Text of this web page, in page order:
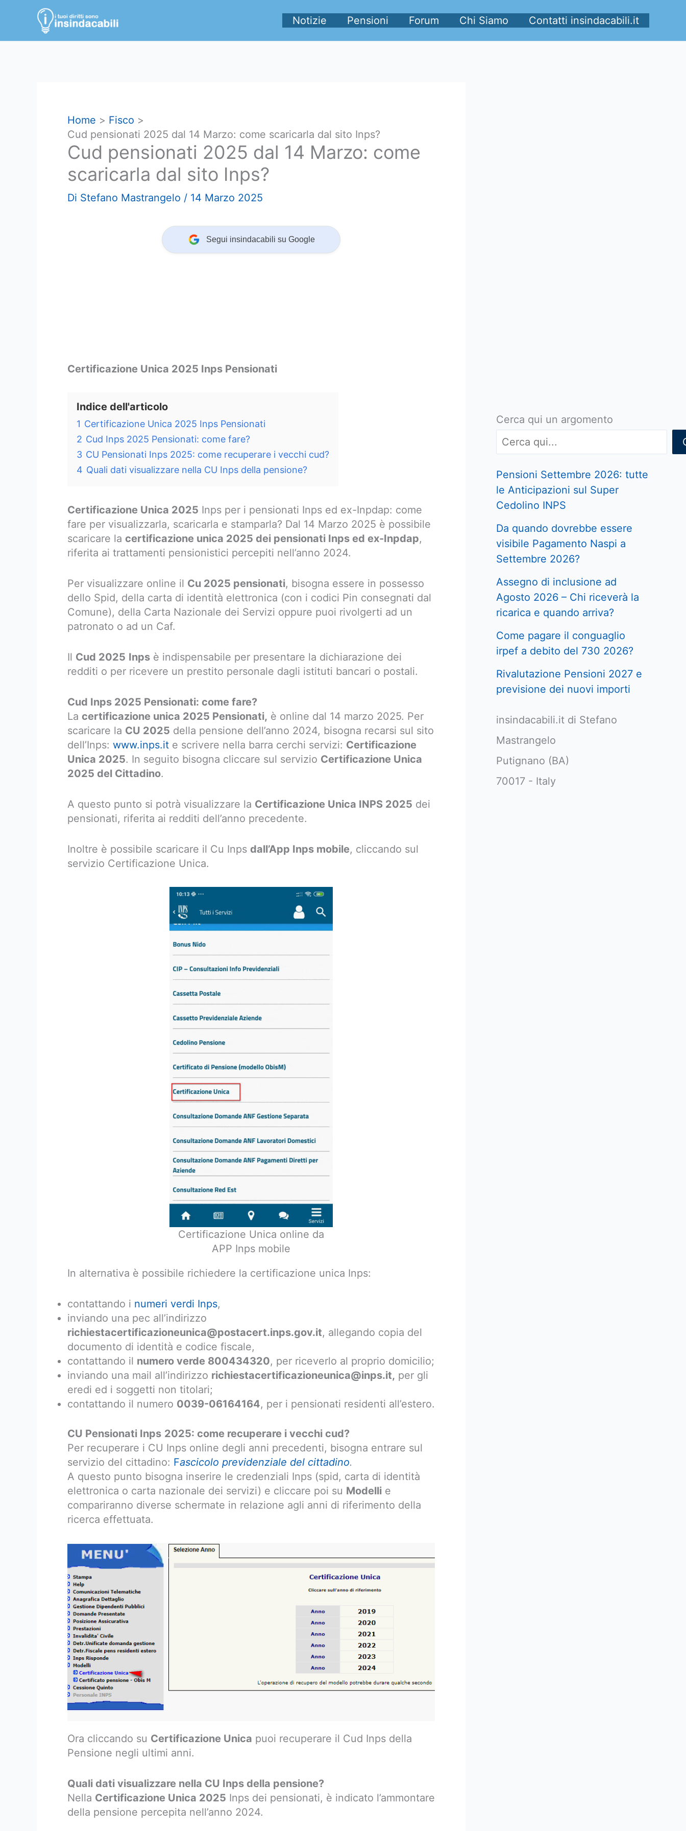
contenuto
Notizie Pensioni Forum Chi Siamo Contatti insindacabili.it
Home
Fisco
Cud pensionati 2025 dal 14 Marzo: come scaricarla dal sito Inps?
Cud pensionati 2025 dal 14 Marzo: come
scaricarla dal sito Inps?
Di Stefano Mastrangelo / 14 Marzo 2025
Segui insindacabili su Google
Certificazione Unica 2025 Inps Pensionati
Indice dell'articolo
1 Certificazione Unica 2025 Inps Pensionati
2 Cud Inps 2025 Pensionati: come fare?
3 CU Pensionati Inps 2025: come recuperare i vecchi cud?
4 Quali dati visualizzare nella CU Inps della pensione?
Certificazione Unica 2025 Inps per i pensionati Inps ed ex-Inpdap: come
fare per visualizzarla, scaricarla e stamparla? Dal 14 Marzo 2025 è possibile
scaricare la certificazione unica 2025 dei pensionati Inps ed ex-Inpdap,
riferita ai trattamenti pensionistici percepiti nell’anno 2024.
Per visualizzare online il Cu 2025 pensionati, bisogna essere in possesso
dello Spid, della carta di identità elettronica (con i codici Pin consegnati dal
Comune), della Carta Nazionale dei Servizi oppure puoi rivolgerti ad un
patronato o ad un Caf.
Il Cud 2025 Inps è indispensabile per presentare la dichiarazione dei
redditi o per ricevere un prestito personale dagli istituti bancari o postali.
Cud Inps 2025 Pensionati: come fare?
La certificazione unica 2025 Pensionati, è online dal 14 marzo 2025. Per
scaricare la CU 2025 della pensione dell’anno 2024, bisogna recarsi sul sito
dell’Inps: www.inps.it e scrivere nella barra cerchi servizi: Certificazione
Unica 2025. In seguito bisogna cliccare sul servizio Certificazione Unica
2025 del Cittadino.
A questo punto si potrà visualizzare la Certificazione Unica INPS 2025 dei
pensionati, riferita ai redditi dell’anno precedente.
Inoltre è possibile scaricare il Cu Inps dall’App Inps mobile, cliccando sul
servizio Certificazione Unica.
Certificazione Unica online da
APP Inps mobile
In alternativa è possibile richiedere la certificazione unica Inps:
contattando i numeri verdi Inps,
inviando una pec all’indirizzo
richiestacertificazioneunica@postacert.inps.gov.it, allegando copia del
documento di identità e codice fiscale,
contattando il numero verde 800434320, per riceverlo al proprio domicilio;
inviando una mail all’indirizzo richiestacertificazioneunica@inps.it, per gli
eredi ed i soggetti non titolari;
contattando il numero 0039-06164164, per i pensionati residenti all’estero.
CU Pensionati Inps 2025: come recuperare i vecchi cud?
Per recuperare i CU Inps online degli anni precedenti, bisogna entrare sul
servizio del cittadino: Fascicolo previdenziale del cittadino.
A questo punto bisogna inserire le credenziali Inps (spid, carta di identità
elettronica o carta nazionale dei servizi) e cliccare poi su Modelli e
compariranno diverse schermate in relazione agli anni di riferimento della
ricerca effettuata.
Ora cliccando su Certificazione Unica puoi recuperare il Cud Inps della
Pensione negli ultimi anni.
Quali dati visualizzare nella CU Inps della pensione?
Nella Certificazione Unica 2025 Inps dei pensionati, è indicato l’ammontare
della pensione percepita nell’anno 2024.
Cerca qui un argomento
Pensioni Settembre 2026: tutte
le Anticipazioni sul Super
Cedolino INPS
Da quando dovrebbe essere
visibile Pagamento Naspi a
Settembre 2026?
Assegno di inclusione ad
Agosto 2026 – Chi riceverà la
ricarica e quando arriva?
Come pagare il conguaglio
irpef a debito del 730 2026?
Rivalutazione Pensioni 2027 e
previsione dei nuovi importi
insindacabili.it di Stefano
Mastrangelo
Putignano (BA)
70017 - Italy